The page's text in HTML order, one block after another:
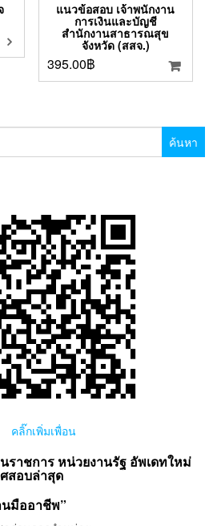
แนวข้อสอบ เจ้าพนักงาน
การเงินและบัญชี
สำนักงานสาธารณสุข
จังหวัด (สสจ.)
395.00฿
คลิ๊กเพิ่มเพื่อน
ราชการ หน่วยงานรัฐ อัพเดทใหม่
สอบล่าสุด
นมืออาชีพ”